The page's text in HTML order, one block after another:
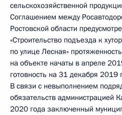
сельскохозяйственной
Соглашением между
Ростовской области
«Строительство подъезда к
по улице Лесная»
на объекте начаты в апреле
готовность на 31 декабря 2019
В связи с невыполнением
обязательств администрацией
2020 года заключенный